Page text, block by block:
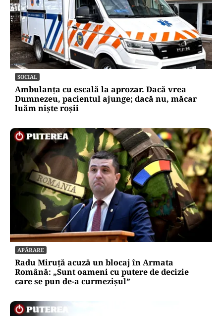
SOCIAL
Ambulanța cu escală la aprozar. Dacă vrea
Dumnezeu, pacientul ajunge; dacă nu, măcar
luăm niște roșii
APĂRARE
Radu Miruță acuză un blocaj în Armata
Română: „Sunt oameni cu putere de decizie
care se pun de-a curmezișul”